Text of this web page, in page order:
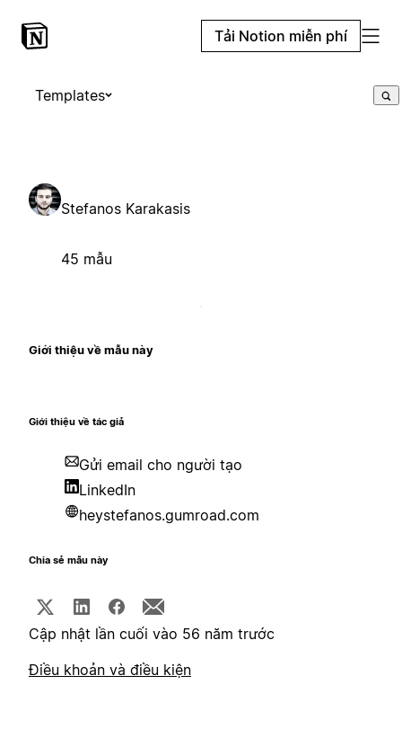
Tải Notion miễn phí
Templates
Stefanos Karakasis
45 mẫu
Giới thiệu về mẫu này
Giới thiệu về tác giả
Gửi email cho người tạo
LinkedIn
heystefanos.gumroad.com
Chia sẻ mẫu này
Cập nhật lần cuối vào 56 năm trước
Điều khoản và điều kiện